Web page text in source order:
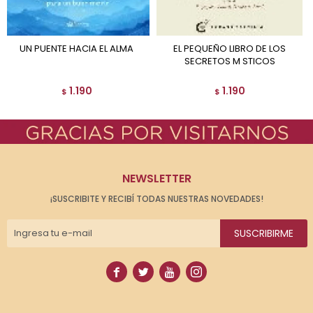
UN PUENTE HACIA EL ALMA
$ 1.190
EL PEQUEÑO LIBRO DE LOS
SECRETOS M STICOS
$ 1.190
NEWSLETTER
¡SUSCRIBITE Y RECIBÍ TODAS NUESTRAS NOVEDADES!
SUSCRIBIRME
   